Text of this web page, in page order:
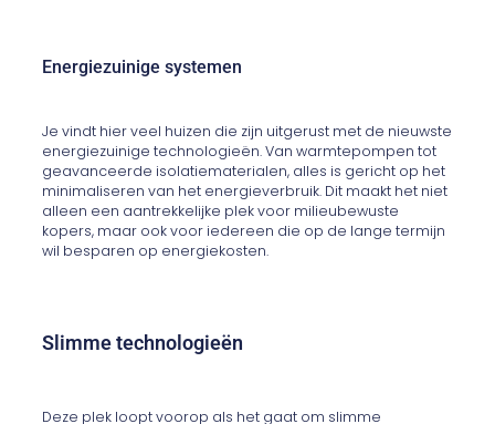
Energiezuinige systemen
Je vindt hier veel huizen die zijn uitgerust met de nieuwste
energiezuinige technologieën. Van warmtepompen tot
geavanceerde isolatiematerialen, alles is gericht op het
minimaliseren van het energieverbruik. Dit maakt het niet
alleen een aantrekkelijke plek voor milieubewuste
kopers, maar ook voor iedereen die op de lange termijn
wil besparen op energiekosten.
Slimme technologieën
Deze plek loopt voorop als het gaat om slimme